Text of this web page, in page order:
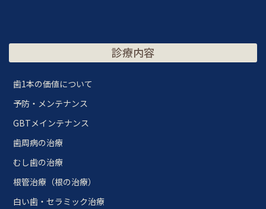
診療内容
歯1本の価値について
予防・メンテナンス
GBTメインテナンス
歯周病の治療
むし歯の治療
根管治療（根の治療）
白い歯・セラミック治療